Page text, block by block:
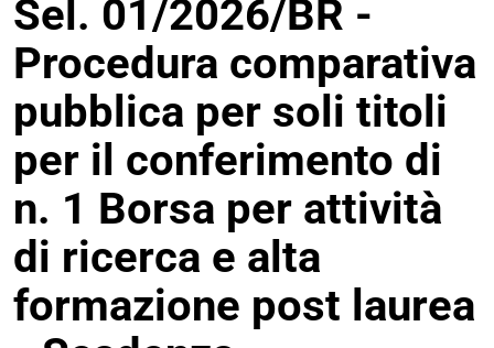
Sel. 01/2026/BR -
Procedura comparativa
pubblica per soli titoli
per il conferimento di
n. 1 Borsa per attività
di ricerca e alta
formazione post laurea